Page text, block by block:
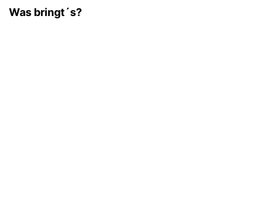
Was bringt´s?